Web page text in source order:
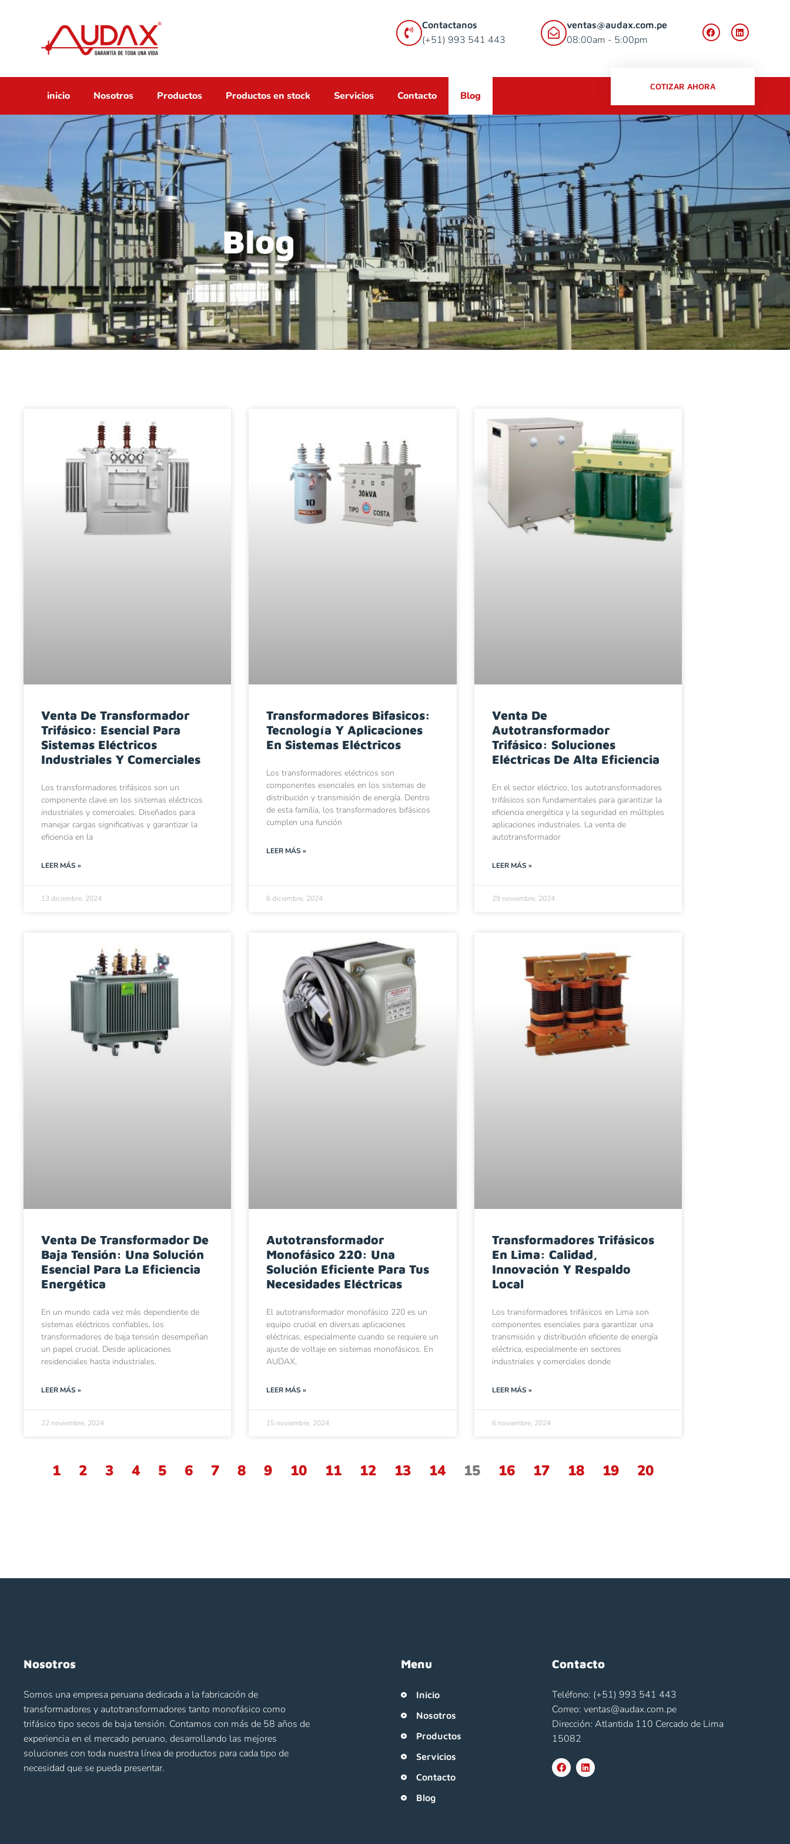
Contactanos
(+51) 993 541 443
ventas@audax.com.pe
08:00am - 5:00pm
inicio Nosotros Productos Productos en stock Servicios Contacto Blog
COTIZAR AHORA
Blog
Venta De Transformador
Trifásico: Esencial Para
Sistemas Eléctricos
Industriales Y Comerciales
Los transformadores trifásicos son un
componente clave en los sistemas eléctricos
industriales y comerciales. Diseñados para
manejar cargas significativas y garantizar la
eficiencia en la
LEER MÁS »
13 diciembre, 2024
Transformadores Bifasicos:
Tecnología Y Aplicaciones
En Sistemas Eléctricos
Los transformadores eléctricos son
componentes esenciales en los sistemas de
distribución y transmisión de energía. Dentro
de esta familia, los transformadores bifásicos
cumplen una función
LEER MÁS »
6 diciembre, 2024
Venta De
Autotransformador
Trifásico: Soluciones
Eléctricas De Alta Eficiencia
En el sector eléctrico, los autotransformadores
trifásicos son fundamentales para garantizar la
eficiencia energética y la seguridad en múltiples
aplicaciones industriales. La venta de
autotransformador
LEER MÁS »
29 noviembre, 2024
Venta De Transformador De
Baja Tensión: Una Solución
Esencial Para La Eficiencia
Energética
En un mundo cada vez más dependiente de
sistemas eléctricos confiables, los
transformadores de baja tensión desempeñan
un papel crucial. Desde aplicaciones
residenciales hasta industriales,
LEER MÁS »
22 noviembre, 2024
Autotransformador
Monofásico 220: Una
Solución Eficiente Para Tus
Necesidades Eléctricas
El autotransformador monofásico 220 es un
equipo crucial en diversas aplicaciones
eléctricas, especialmente cuando se requiere un
ajuste de voltaje en sistemas monofásicos. En
AUDAX,
LEER MÁS »
15 noviembre, 2024
Transformadores Trifásicos
En Lima: Calidad,
Innovación Y Respaldo
Local
Los transformadores trifásicos en Lima son
componentes esenciales para garantizar una
transmisión y distribución eficiente de energía
eléctrica, especialmente en sectores
industriales y comerciales donde
LEER MÁS »
6 noviembre, 2024
1 2 3 4 5 6 7 8 9 10 11 12 13 14 15 16 17 18 19 20
Nosotros
Somos una empresa peruana dedicada a la fabricación de
transformadores y autotransformadores tanto monofásico como
trifásico tipo secos de baja tensión. Contamos con más de 58 años de
experiencia en el mercado peruano, desarrollando las mejores
soluciones con toda nuestra línea de productos para cada tipo de
necesidad que se pueda presentar.
Menu
Inicio
Nosotros
Productos
Servicios
Contacto
Blog
Contacto
Teléfono: (+51) 993 541 443
Correo: ventas@audax.com.pe
Dirección: Atlantida 110 Cercado de Lima
15082